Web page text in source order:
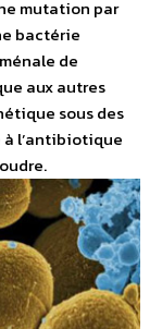
mutation par
bactérie
de
aux autres
sous des
à l’antibiotique